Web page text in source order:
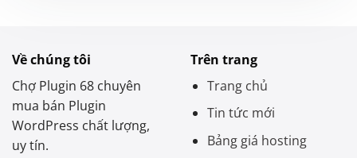
Về chúng tôi
Chợ Plugin 68 chuyên
mua bán Plugin
WordPress chất lượng,
uy tín.
Trên trang
Trang chủ
Tin tức mới
Bảng giá hosting